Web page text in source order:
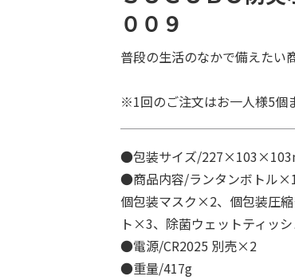
００９
普段の生活のなかで備えたい
※1回のご注文はお一人様5個
●包装サイズ/
●商品内容/ランタンボトル
個包装マスク×2、個包装圧
ト×3、除菌ウェットティ
●電源/CR2025 別売×2
●重量/417g